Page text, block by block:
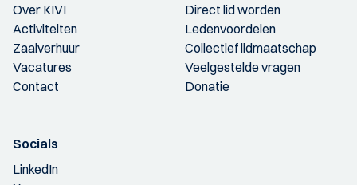
Over KIVI
Activiteiten
Zaalverhuur
Vacatures
Contact
Direct lid worden
Ledenvoordelen
Collectief lidmaatschap
Veelgestelde vragen
Donatie
Socials
LinkedIn